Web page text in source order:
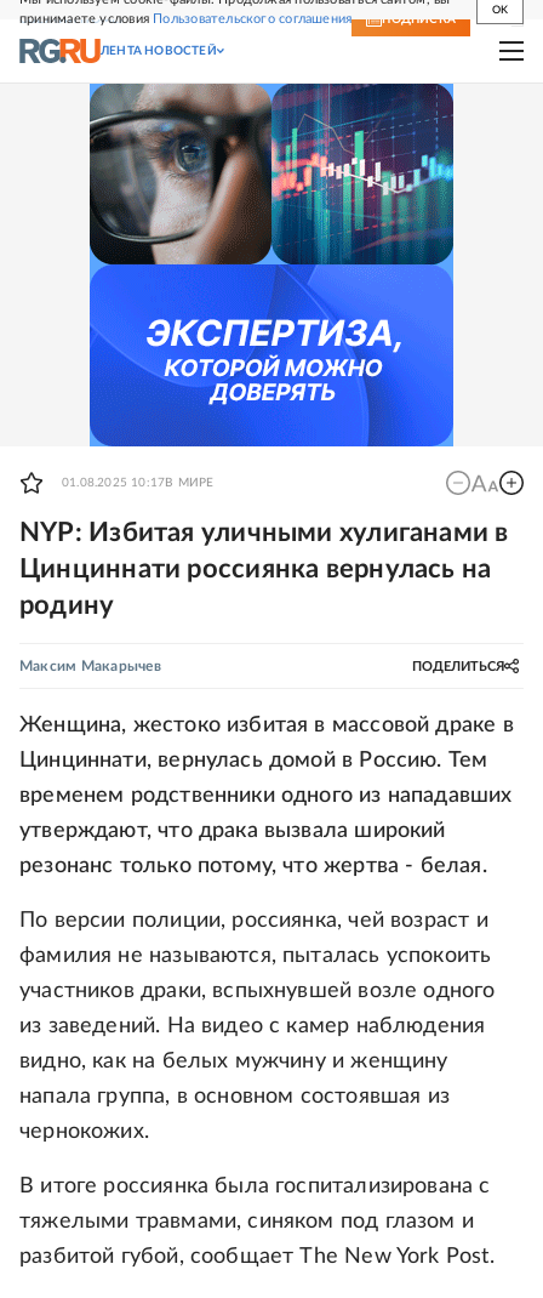
принимаете условия Пользовательского соглашения
OK
СВЕЖИЙ НОМЕР ПОДПИСКА
ЛЕНТА НОВОСТЕЙ
01.08.2025 10:17 В МИРЕ
NYP: Избитая уличными хулиганами в
Цинциннати россиянка вернулась на
родину
Максим Макарычев ПОДЕЛИТЬСЯ
Женщина, жестоко избитая в массовой драке в
Цинциннати, вернулась домой в Россию. Тем
временем родственники одного из нападавших
утверждают, что драка вызвала широкий
резонанс только потому, что жертва - белая.
По версии полиции, россиянка, чей возраст и
фамилия не называются, пыталась успокоить
участников драки, вспыхнувшей возле одного
из заведений. На видео с камер наблюдения
видно, как на белых мужчину и женщину
напала группа, в основном состоявшая из
чернокожих.
В итоге россиянка была госпитализирована с
тяжелыми травмами, синяком под глазом и
разбитой губой, сообщает The New York Post.